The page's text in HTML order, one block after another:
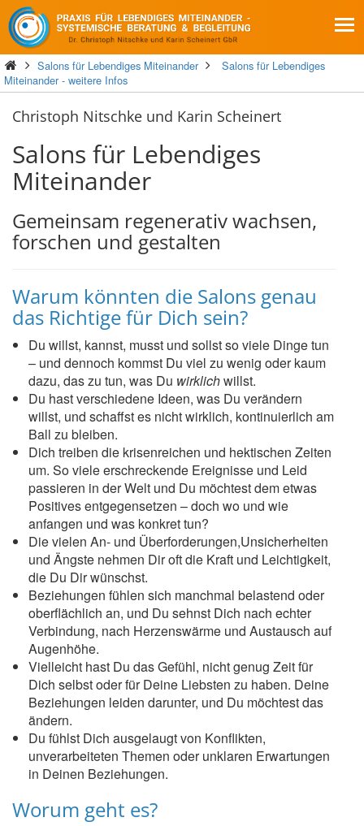
Salons für Lebendiges Miteinander
Salons für Lebendiges
Miteinander - weitere Infos
Christoph Nitschke und Karin Scheinert
Salons für Lebendiges
Miteinander
Gemeinsam regenerativ wachsen,
forschen und gestalten
Warum könnten die Salons genau
das Richtige für Dich sein?
Du willst, kannst, musst und sollst so viele Dinge tun
– und dennoch kommst Du viel zu wenig oder kaum
dazu, das zu tun, was Du wirklichwillst.
Du hast verschiedene Ideen, was Du verändern
willst, und schaffst es nicht wirklich, kontinuierlich am
Ball zu bleiben.
Dich treiben die krisenreichen und hektischen Zeiten
um. So viele erschreckende Ereignisse und Leid
passieren in der Welt und Du möchtest dem etwas
Positives entgegensetzen – doch wo und wie
anfangen und was konkret tun?
Die vielen An- und Überforderungen,Unsicherheiten
und Ängste nehmen Dir oft die Kraft und Leichtigkeit,
die Du Dir wünschst.
Beziehungen fühlen sich manchmal belastend oder
oberflächlich an, und Du sehnst Dich nach echter
Verbindung, nach Herzenswärme und Austausch auf
Augenhöhe.
Vielleicht hast Du das Gefühl, nicht genug Zeit für
Dich selbst oder für Deine Liebsten zu haben. Deine
Beziehungen leiden darunter, und Du möchtest das
ändern.
Du fühlst Dich ausgelaugt von Konflikten,
unverarbeiteten Themen oder unklaren Erwartungen
in Deinen Beziehungen.
Worum geht es?